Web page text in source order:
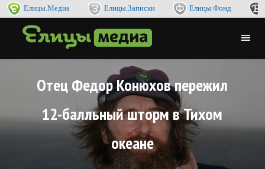
Елицы.Медиа Елицы.Записки Елицы.Фонд
Отец Федор Конюхов пережил
12-балльный шторм в Тихом
океане